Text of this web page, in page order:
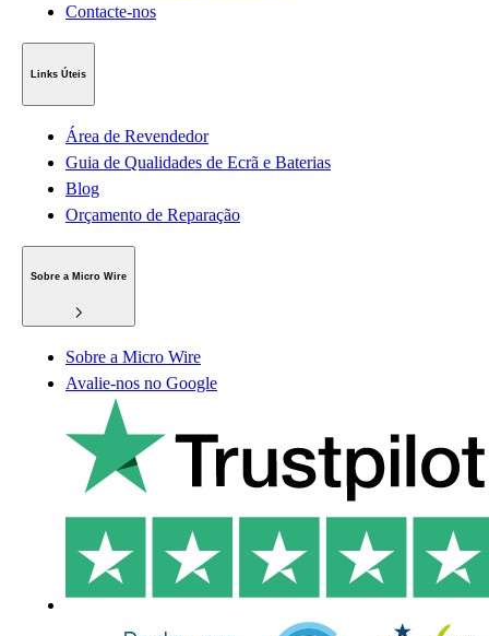
Contacte-nos
Links Úteis
Área de Revendedor
Guia de Qualidades de Ecrã e Baterias
Blog
Orçamento de Reparação
Sobre a Micro Wire
Sobre a Micro Wire
Avalie-nos no Google